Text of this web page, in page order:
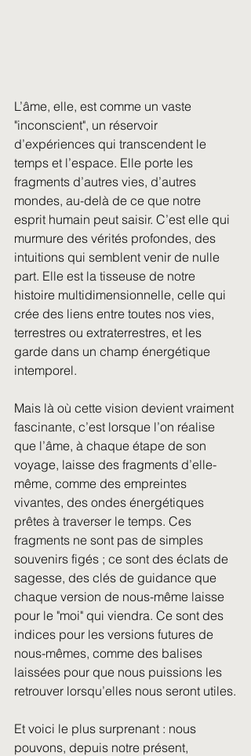
L’âme, elle, est comme un vaste
"inconscient", un réservoir
d’expériences qui transcendent le
temps et l’espace. Elle porte les
fragments d’autres vies, d’autres
mondes, au-delà de ce que notre
esprit humain peut saisir. C’est elle qui
murmure des vérités profondes, des
intuitions qui semblent venir de nulle
part. Elle est la tisseuse de notre
histoire multidimensionnelle, celle qui
crée des liens entre toutes nos vies,
terrestres ou extraterrestres, et les
garde dans un champ énergétique
intemporel.
Mais là où cette vision devient vraiment
fascinante, c’est lorsque l’on réalise
que l’âme, à chaque étape de son
voyage, laisse des fragments d’elle-
même, comme des empreintes
vivantes, des ondes énergétiques
prêtes à traverser le temps. Ces
fragments ne sont pas de simples
souvenirs figés ; ce sont des éclats de
sagesse, des clés de guidance que
chaque version de nous-même laisse
pour le "moi" qui viendra. Ce sont des
indices pour les versions futures de
nous-mêmes, comme des balises
laissées pour que nous puissions les
retrouver lorsqu’elles nous seront utiles.
Et voici le plus surprenant : nous
pouvons, depuis notre présent,